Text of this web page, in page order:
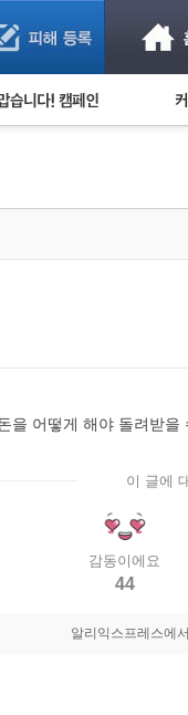
어떻게 해야 돌려받
이 글에
감동이에요
44
알리익스프레스에